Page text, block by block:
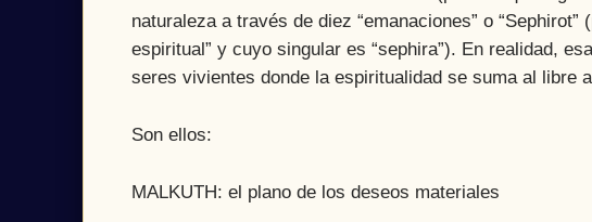
naturaleza a través de diez “emanaciones” o
espiritual” y cuyo singular es “sephira”). En realidad,
seres vivientes donde la espiritualidad se suma al libre
Son ellos:
MALKUTH: el plano de los deseos materiales